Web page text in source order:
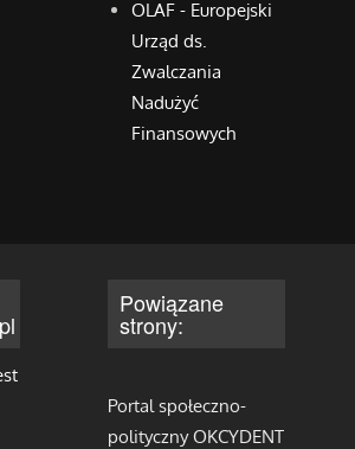
OLAF - Europejski
Urząd ds.
Zwalczania
Nadużyć
Finansowych
Powiązane
strony:
Portal społeczno-
polityczny OKCYDENT